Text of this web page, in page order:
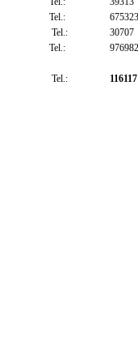
Tel.:
Tel.:
30707
Tel.:
Tel.: 116117